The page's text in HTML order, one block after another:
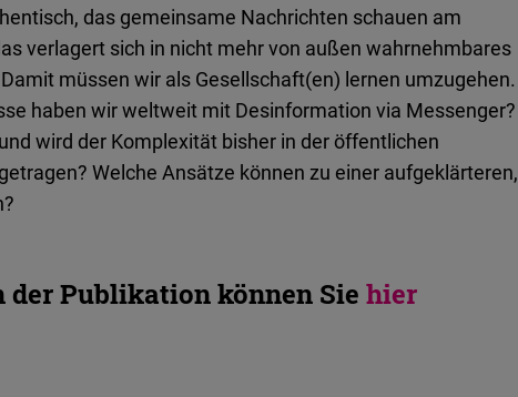
das gemeinsame Nachrichten schauen am
verlagert sich in nicht mehr von außen wahrnehmbares
müssen wir als Gesellschaft(en) lernen umzugehen.
haben wir weltweit mit Desinformation via Messenger?
wird der Komplexität bisher in der öffentlichen
Welche Ansätze können zu einer aufgeklärteren,
Publikation können Sie hier